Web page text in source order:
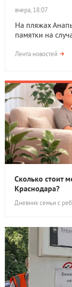
вчера, 18:07
На пляжах
памятки на
Лента новостей
Сколько стоит
Краснодара?
Дневник семьи с